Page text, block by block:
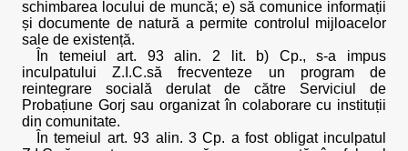
schimbarea locului de muncă; e) să comunice informații
și documente de natură a permite controlul mijloacelor
sale de existență.
În temeiul art. 93 alin. 2 lit. b) Cp., s-a impus
inculpatului Z.I.C.să frecventeze un program de
reintegrare socială derulat de către Serviciul de
Probațiune Gorj sau organizat în colaborare cu instituții
din comunitate.
În temeiul art. 93 alin. 3 Cp. a fost obligat inculpatul